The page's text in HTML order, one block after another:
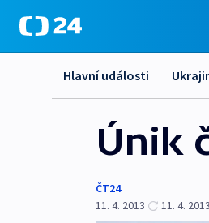
Hlavní události
Únik
ČT24
11. 4. 2013
11. 4. 2013